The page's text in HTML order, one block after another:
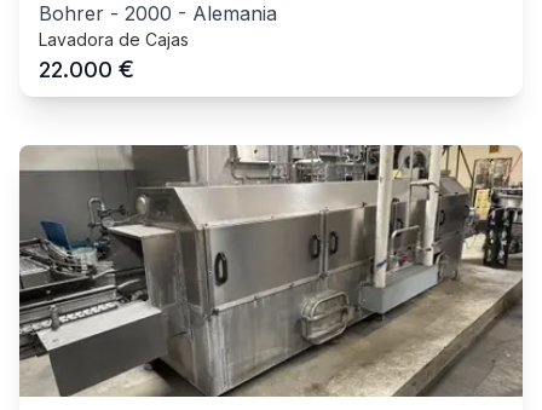
Bohrer - 2000 - Alemania
Lavadora de Cajas
22.000 €